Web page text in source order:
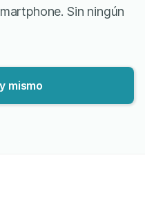
Sin ningún
mismo